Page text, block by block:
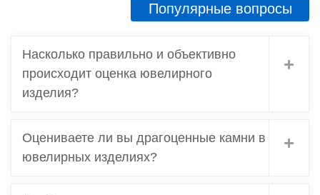
Популярные вопросы
Насколько правильно и объективно
происходит оценка ювелирного
изделия?
Оцениваете ли вы драгоценные камни в
ювелирных изделиях?